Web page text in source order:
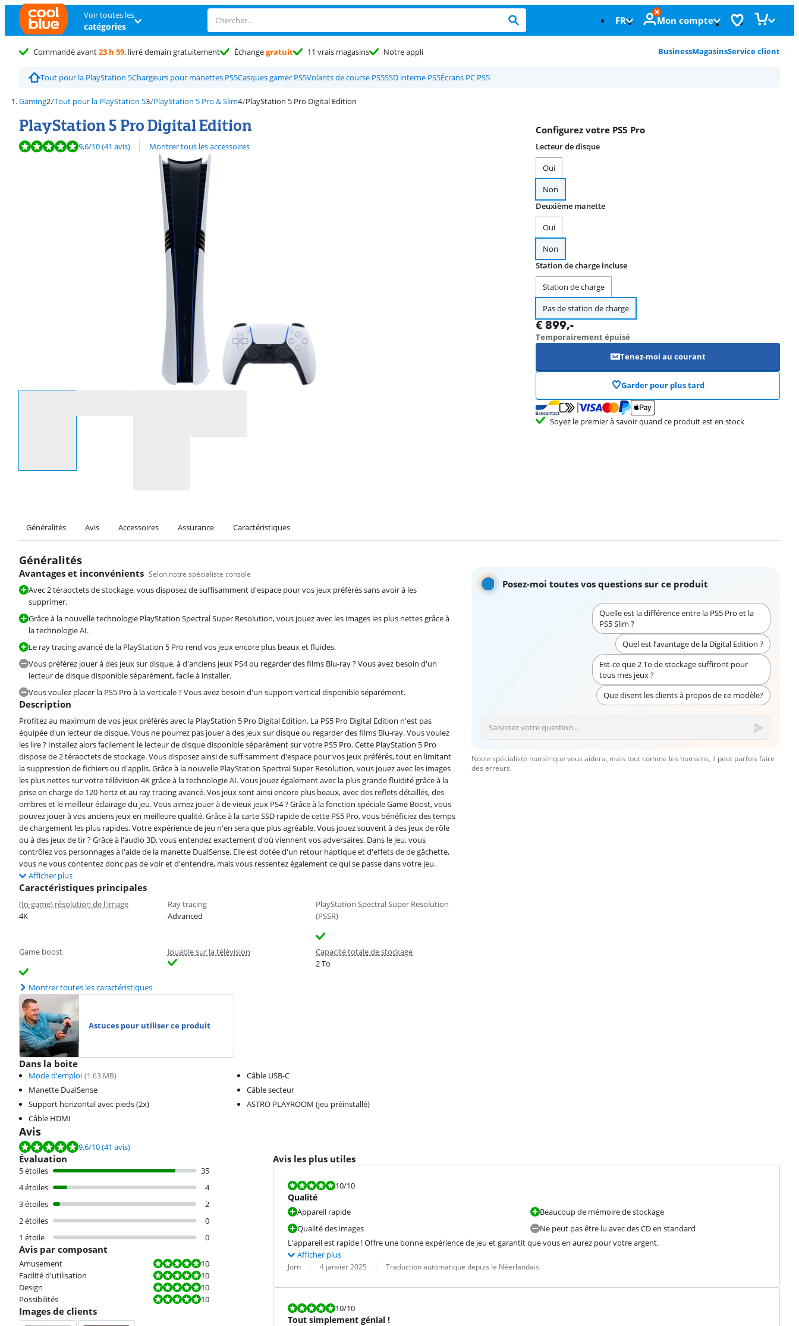
Voir toutes les
catégories FR Mon compte
Commandé avant23 h 59, livré demain gratuitement Échangegratuit 11 vrais magasins Notre appli BusinessMagasinsService client
Tout pour la PlayStation 5Chargeurs pour manettes PS5Casques gamer PS5Volants de course PS5SSD interne PS5Écrans PC PS5
Gaming Tout pour la PlayStation 5 PlayStation 5 Pro & Slim PlayStation 5 Pro Digital Edition
PlayStation 5 Pro Digital Edition
La note est de 9,6 sur 10, basée sur 41 avis.
9,6/10(41 avis) Montrer tous les accessoires
Configurez votre PS5 Pro
Lecteur de disque
Oui
Non
Deuxième manette
Oui
Non
Station de charge incluse
Station de charge
Pas de station de charge
€899,-
Temporairement épuisé
Tenez-moi au courant
Garder pour plus tard
Soyez le premier à savoir quand ce produit est en stock
Généralités Avis Accessoires Assurance Caractéristiques
Généralités
Posez-moi toutes vos questions sur ce produit
Quelle est la différence entre la PS5 Pro et la
PS5 Slim ?
Quel est l’avantage de la Digital Edition ?
Est-ce que 2 To de stockage suffiront pour
tous mes jeux ?
Que disent les clients à propos de ce modèle?
Notre spécialiste numérique vous aidera, mais tout comme les humains, il peut parfois faire
des erreurs.
Avantages et inconvénients Selon notre spécialiste console
Avec 2 téraoctets de stockage, vous disposez de suffisamment d'espace pour vos jeux préférés sans avoir à les
supprimer.
Grâce à la nouvelle technologie PlayStation Spectral Super Resolution, vous jouez avec les images les plus nettes grâce à
la technologie AI.
Le ray tracing avancé de la PlayStation 5 Pro rend vos jeux encore plus beaux et fluides.
Vous préférez jouer à des jeux sur disque, à d'anciens jeux PS4 ou regarder des films Blu-ray ? Vous avez besoin d'un
lecteur de disque disponible séparément, facile à installer.
Vous voulez placer la PS5 Pro à la verticale ? Vous avez besoin d'un support vertical disponible séparément.
Description
Profitez au maximum de vos jeux préférés avec la PlayStation 5 Pro Digital Edition. La PS5 Pro Digital Edition n'est pas
équipée d'un lecteur de disque. Vous ne pourrez pas jouer à des jeux sur disque ou regarder des films Blu-ray. Vous voulez
les lire ? Installez alors facilement le lecteur de disque disponible séparément sur votre PS5 Pro. Cette PlayStation 5 Pro
dispose de 2 téraoctets de stockage. Vous disposez ainsi de suffisamment d'espace pour vos jeux préférés, tout en limitant
la suppression de fichiers ou d'applis. Grâce à la nouvelle PlayStation Spectral Super Resolution, vous jouez avec les images
les plus nettes sur votre télévision 4K grâce à la technologie AI. Vous jouez également avec la plus grande fluidité grâce à la
prise en charge de 120 hertz et au ray tracing avancé. Vos jeux sont ainsi encore plus beaux, avec des reflets détaillés, des
ombres et le meilleur éclairage du jeu. Vous aimez jouer à de vieux jeux PS4 ? Grâce à la fonction spéciale Game Boost, vous
pouvez jouer à vos anciens jeux en meilleure qualité. Grâce à la carte SSD rapide de cette PS5 Pro, vous bénéficiez des temps
de chargement les plus rapides. Votre expérience de jeu n'en sera que plus agréable. Vous jouez souvent à des jeux de rôle
ou à des jeux de tir ? Grâce à l'audio 3D, vous entendez exactement d'où viennent vos adversaires. Dans le jeu, vous
contrôlez vos personnages à l'aide de la manette DualSense. Elle est dotée d'un retour haptique et d'effets de de gâchette,
vous ne vous contentez donc pas de voir et d'entendre, mais vous ressentez également ce qui se passe dans votre jeu.
Afficher plus
Caractéristiques principales
(In-game) résolution de l'image
4K
Ray tracing
Advanced
PlayStation Spectral Super Resolution
(PSSR)
Game boost Jouable sur la télévision
Capacité totale de stockage
2 To
Montrer toutes les caractéristiques
Astuces pour utiliser ce produit
Dans la boite
Mode d'emploi (1.63 MB)
Manette DualSense
Support horizontal avec pieds (2x)
Câble HDMI
Câble USB-C
Câble secteur
ASTRO PLAYROOM (jeu préinstallé)
Avis
La note est de 9,6 sur 10, basée sur 41 avis.
9,6/10(41 avis)
Évaluation
5 étoiles
35
4 étoiles
4
3 étoiles
2
2 étoiles
0
1 étoile
0
Avis par composant
Amusement
La note est 10 sur 10.
10
Facilité d'utilisation
La note est 10 sur 10.
10
Design
La note est 10 sur 10.
10
Possibilités
La note est 10 sur 10. 10
Images de clients
Avis les plus utiles
La note est 10 sur 10.
10/10
Qualité
Appareil rapide
Qualité des images
Beaucoup de mémoire de stockage
Ne peut pas être lu avec des CD en standard
L'appareil est rapide ! Offre une bonne expérience de jeu et garantit que vous en aurez pour votre argent.
Afficher plus
Évaluation par :
Jorn
Date : 4 janvier 2025
Traduction : Traduction automatique depuis le Néerlandais
La note est 10 sur 10.
10/10
Tout simplement génial !